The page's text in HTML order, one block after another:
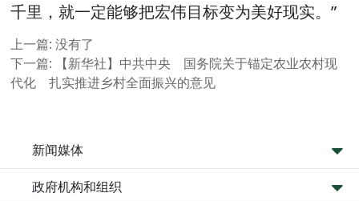
千里，就一定能够把宏伟目标变为美好现实。”
上一篇:没有了
下一篇:
【新华社】中共中央 国务院关于锚定农业农村现
代化 扎实推进乡村全面振兴的意见
新闻媒体
政府机构和组织